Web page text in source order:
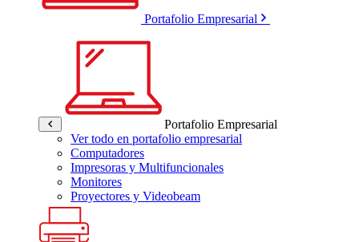
Portafolio Empresarial
Portafolio Empresarial
Ver todo en portafolio empresarial
Computadores
Impresoras y Multifuncionales
Monitores
Proyectores y Videobeam